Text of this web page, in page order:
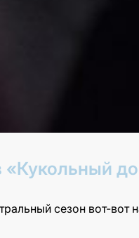
«Кукольный
сезон вот-вот